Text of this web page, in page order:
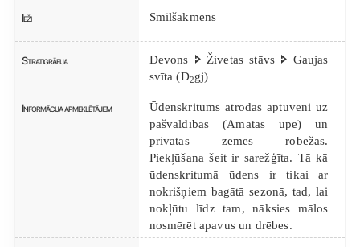
Ieži Smilšakmens
Stratigrāfija
Devons 🢖 Živetas stāvs 🢖 Gaujas
svīta (D2gj)
Informācija apmeklētājiem
Ūdenskritums atrodas aptuveni uz
pašvaldības (Amatas upe) un
privātās zemes robežas.
Piekļūšana šeit ir sarežģīta. Tā kā
ūdenskritumā ūdens ir tikai ar
nokrišņiem bagātā sezonā, tad, lai
nokļūtu līdz tam, nāksies mālos
nosmērēt apavus un drēbes.